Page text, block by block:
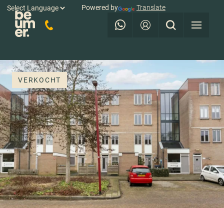
Powered by Translate
VERKOCHT